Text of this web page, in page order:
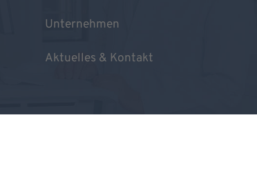
Unternehmen
Aktuelles & Kontakt